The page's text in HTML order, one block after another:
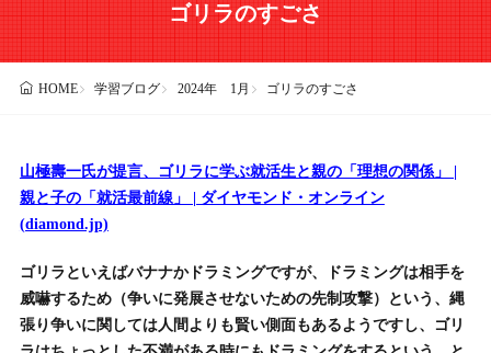
ゴリラのすごさ
HOME 学習ブログ 2024年 1月 ゴリラのすごさ
山極壽一氏が提言、ゴリラに学ぶ就活生と親の「理想の関係」 |
親と子の「就活最前線」 | ダイヤモンド・オンライン
(diamond.jp)
ゴリラといえばバナナかドラミングですが、ドラミングは相手を
威嚇するため（争いに発展させないための先制攻撃）という、縄
張り争いに関しては人間よりも賢い側面もあるようですし、ゴリ